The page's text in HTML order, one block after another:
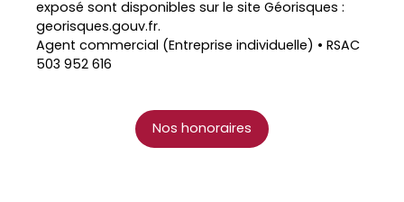
exposé sont disponibles sur le site Géorisques :
georisques.gouv.fr.
Agent commercial (Entreprise individuelle) • RSAC
503 952 616
Nos honoraires